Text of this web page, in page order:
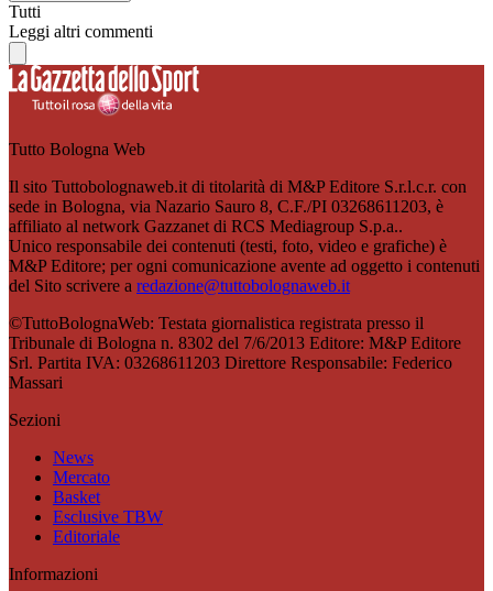
Tutti
Leggi altri commenti
Tutto Bologna Web
Il sito Tuttobolognaweb.it di titolarità di M&P Editore S.r.l.c.r. con
sede in Bologna, via Nazario Sauro 8, C.F./PI 03268611203, è
affiliato al network Gazzanet di RCS Mediagroup S.p.a..
Unico responsabile dei contenuti (testi, foto, video e grafiche) è
M&P Editore; per ogni comunicazione avente ad oggetto i contenuti
del Sito scrivere a redazione@tuttobolognaweb.it
©TuttoBolognaWeb: Testata giornalistica registrata presso il
Tribunale di Bologna n. 8302 del 7/6/2013 Editore: M&P Editore
Srl. Partita IVA: 03268611203 Direttore Responsabile: Federico
Massari
Sezioni
News
Mercato
Basket
Esclusive TBW
Editoriale
Informazioni